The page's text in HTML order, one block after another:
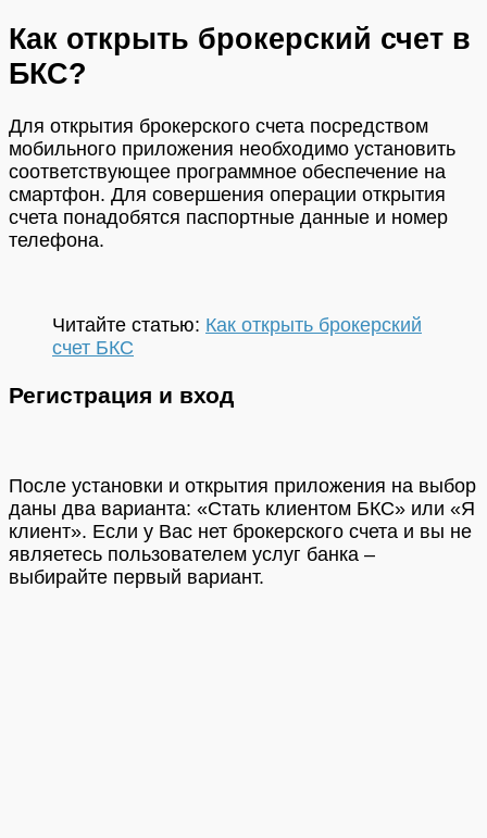
Как открыть брокерский счет в
БКС?
Для открытия брокерского счета посредством
мобильного приложения необходимо установить
соответствующее программное обеспечение на
смартфон. Для совершения операции открытия
счета понадобятся паспортные данные и номер
телефона.
Читайте статью: Как открыть брокерский
счет БКС
Регистрация и вход
После установки и открытия приложения на выбор
даны два варианта: «Стать клиентом БКС» или «Я
клиент». Если у Вас нет брокерского счета и вы не
являетесь пользователем услуг банка –
выбирайте первый вариант.